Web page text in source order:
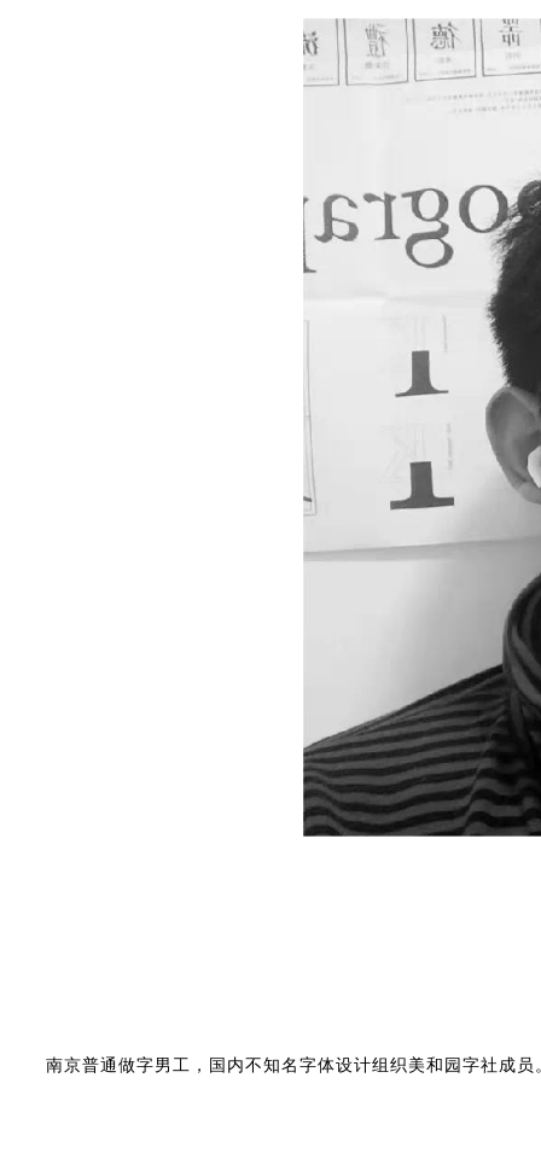
南京普通做字男工，国内不知名字体设计组织美和园字社成员